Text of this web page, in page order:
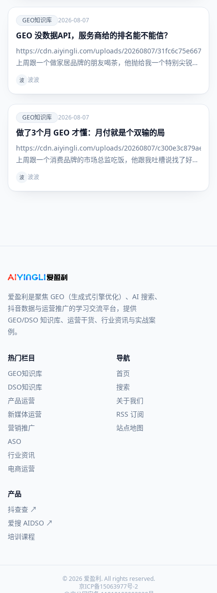
爱
GEO知识
GEO知识库 2026-08-07
GEO 没数据API，服务商给的排名能不能信？
https://cdn.aiyingli.com/uploads/20260807/
上周跟一个做家居品牌的朋友喝茶，他抛给我一个特别尖锐的
样。更离谱
波 波波
爱
GEO知识
库
GEO知识库 2026-08-07
做了3个月 GEO 才懂：月付就是个双输的局
https://cdn.aiyingli.com/uploads/20260807/
上周跟一个消费品牌的市场总监吃饭，他跟我吐槽说找了好几
月，效果好
波 波波
爱盈利是聚焦 GEO（生成式引擎优化）、AI 搜索、
抖音数据与运营推广的学习交流平台，提供
GEO/DSO 知识库、运营干货、行业资讯与实战案
例。
热门栏目
GEO知识库
DSO知识库
产品运营
新媒体运营
营销推广
ASO
行业资讯
电商运营
导航
首页
搜索
关于我们
RSS 订阅
站点地图
产品
抖查查 ↗
爱搜 AIDSO ↗
培训课程
© 2026 爱盈利. All rights reserved.
京ICP备15063977号-2